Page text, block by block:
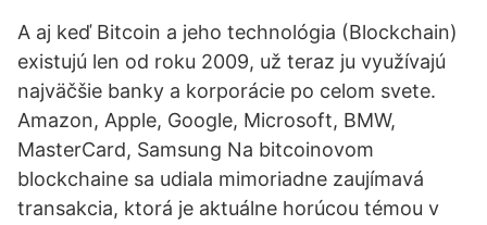
A aj keď Bitcoin a jeho technológia (Blockchain)
existujú len od roku 2009, už teraz ju využívajú
najväčšie banky a korporácie po celom svete.
Amazon, Apple, Google, Microsoft, BMW,
MasterCard, Samsung Na bitcoinovom
blockchaine sa udiala mimoriadne zaujímavá
transakcia, ktorá je aktuálne horúcou témou v